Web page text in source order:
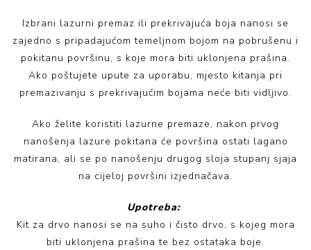
Izbrani lazurni premaz ili prekrivajuća boja nanosi se
zajedno s pripadajućom temeljnom bojom na pobrušenu i
pokitanu površinu, s koje mora biti uklonjena prašina.
Ako poštujete upute za uporabu, mjesto kitanja pri
premazivanju s prekrivajućim bojama neće biti vidljivo.
Ako želite koristiti lazurne premaze, nakon prvog
nanošenja lazure pokitana će površina ostati lagano
matirana, ali se po nanošenju drugog sloja stupanj sjaja
na cijeloj površini izjednačava.
Upotreba:
Kit za drvo nanosi se na suho i čisto drvo, s kojeg mora
biti uklonjena prašina te bez ostataka boje.